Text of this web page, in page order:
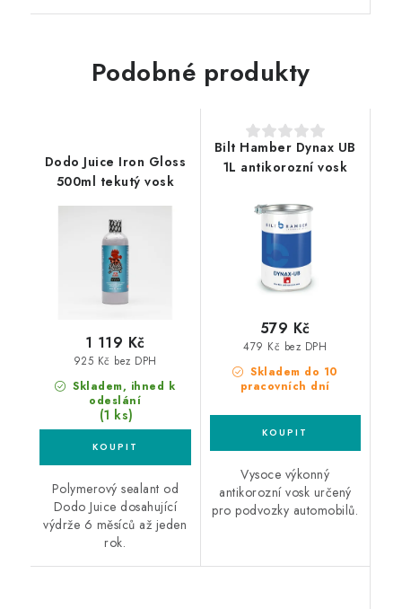
Podobné produkty
Dodo Juice Iron Gloss
500ml tekutý vosk
Skladem, ihned k
odeslání
(1 ks)
925 Kč bez DPH
1 119 Kč
Polymerový sealant od
Dodo Juice dosahující
výdrže 6 měsíců až jeden
rok.
Bilt Hamber Dynax UB
1L antikorozní vosk
Skladem do 10
pracovních dní
479 Kč bez DPH
579 Kč
Vysoce výkonný
antikorozní vosk určený
pro podvozky automobilů.